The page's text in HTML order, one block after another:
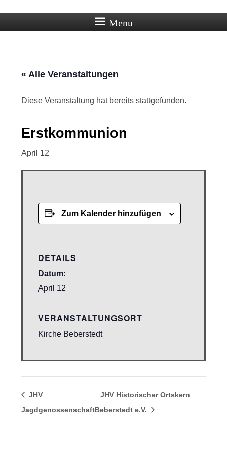
Menu
« Alle Veranstaltungen
Diese Veranstaltung hat bereits stattgefunden.
Erstkommunion
April 12
Zum Kalender hinzufügen
DETAILS
Datum:
April 12
VERANSTALTUNGSORT
Kirche Beberstedt
JHV
Jagdgenossenschaft
JHV Historischer Ortskern
Beberstedt e.V.